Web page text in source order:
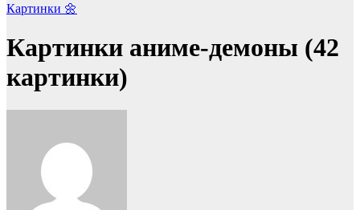
Картинки 🌼
Картинки аниме-демоны (42
картинки)